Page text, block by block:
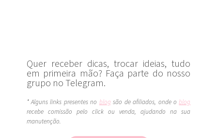
Quer receber dicas, trocar ideias, tudo
em primeira mão? Faça parte do nosso
grupo no Telegram.
* Alguns links presentes no blog são de afiliados, onde oblog
recebe comissão pelo click ou venda, ajudando na sua
manutenção.